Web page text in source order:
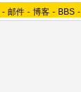
- 邮件 - 博客 - BBS -